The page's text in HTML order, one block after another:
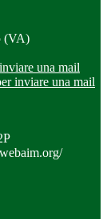
(VA)
una mail
inviare una mail